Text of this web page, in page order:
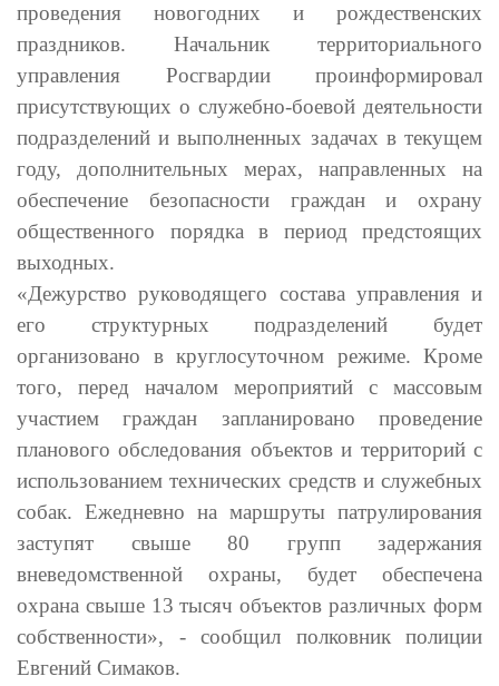
проведения новогодних и рождественских
праздников. Начальник территориального
управления Росгвардии проинформировал
присутствующих о служебно-боевой деятельности
подразделений и выполненных задачах в текущем
году, дополнительных мерах, направленных на
обеспечение безопасности граждан и охрану
общественного порядка в период предстоящих
выходных.
«Дежурство руководящего состава управления и
его структурных подразделений будет
организовано в круглосуточном режиме. Кроме
того, перед началом мероприятий с массовым
участием граждан запланировано проведение
планового обследования объектов и территорий с
использованием технических средств и служебных
собак. Ежедневно на маршруты патрулирования
заступят свыше 80 групп задержания
вневедомственной охраны, будет обеспечена
охрана свыше 13 тысяч объектов различных форм
собственности», - сообщил полковник полиции
Евгений Симаков.